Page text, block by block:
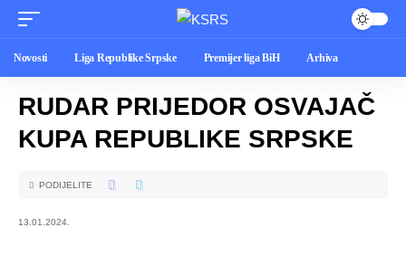
Novosti Liga Republike Srpske Premijer liga BiH Arhiva
RUDAR PRIJEDOR OSVAJAČ
KUPA REPUBLIKE SRPSKE
13.01.2024.
PODIJELITE